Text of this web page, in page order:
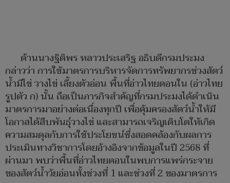
ด้านนางฐิติพร หลาวประเสริฐ อธิบดีกรมประมง
กล่าวว่า การใช้มาตรการบริหารจัดการทรัพยากรช่วงสัตว์
น้ำมีไข่ วางไข่ เลี้ยงตัวอ่อน พื้นที่อ่าวไทยตอนใน (อ่าวไทย
รูปตัว ก) นั้น ถือเป็นภารกิจสำคัญที่กรมประมงได้ดำเนิน
มาตรการมาอย่างต่อเนื่องทุกปี เพื่อคุ้มครองสัตว์น้ำให้มี
โอกาสได้สืบพันธุ์วางไข่ และสามารถเจริญเติบโตให้เกิด
ความสมดุลกับการใช้ประโยชน์ซึ่งสอดคล้องกับผลการ
ประเมินทางวิชาการโดยอ้างอิงจากข้อมูลในปี 2568 ที่
ผ่านมา พบว่าพื้นที่อ่าวไทยตอนในพบการแพร่กระจาย
ของสัตว์น้ำวัยอ่อนทั้งช่วงที่ 1 และช่วงที่ 2 ของมาตรการ